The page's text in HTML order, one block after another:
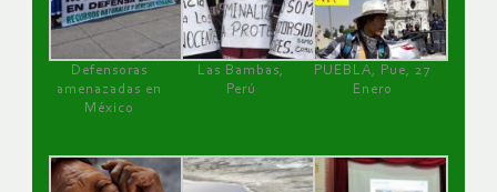
Defensoras
amenazadas en
México
Las Bambas,
Perú
PUEBLA, Pue, 27
Enero